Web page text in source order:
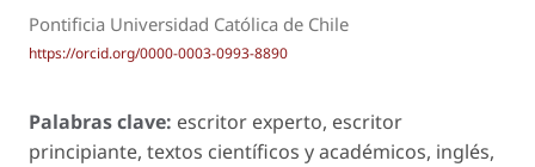
Pontificia Universidad Católica de Chile
https://orcid.org/0000-0003-0993-8890
Palabras clave: escritor experto, escritor
principiante, textos científicos y académicos, inglés,